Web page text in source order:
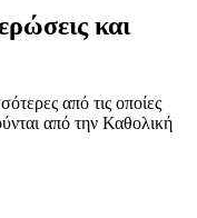
και
από τις οποίες
από την Καθολική